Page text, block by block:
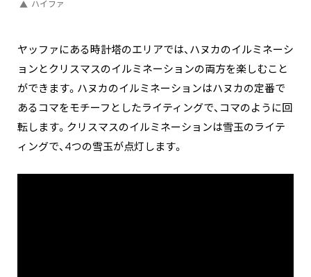
ハイファ
ヤッファにある時計塔のエリアでは、ハヌカのイルミネーシ
ョンとクリスマスのイルミネーションの両方を楽しむこと
ができます。ハヌカのイルミネーションはハヌカの定番で
あるコマをモチーフとしたライティングで、コマのように回
転します。クリスマスのイルミネーションは雪玉のライテ
ィングで、4つの雪玉が点灯します。